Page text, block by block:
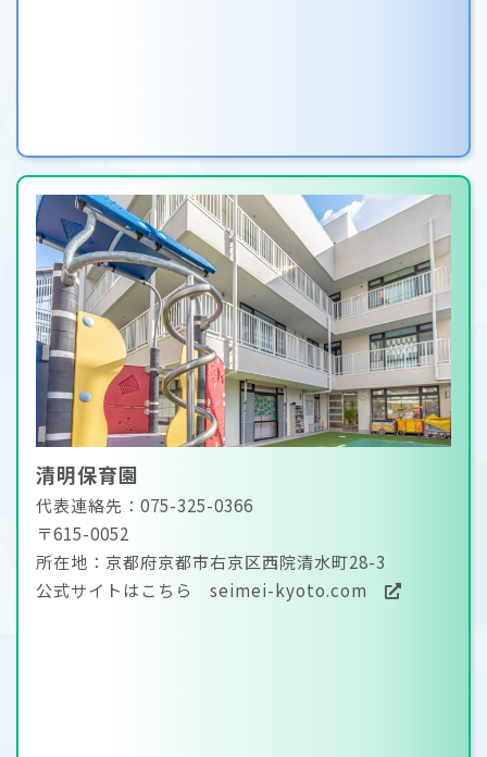
清明保育園
代表連絡先：075-325-0366
〒615-0052
所在地：京都府京都市右京区西院清水町28-3
公式サイトはこちら seimei-kyoto.com